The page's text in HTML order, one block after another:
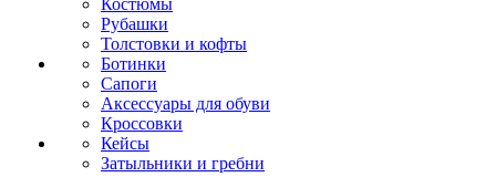
Костюмы
Рубашки
Толстовки и кофты
Ботинки
Сапоги
Аксессуары для обуви
Кроссовки
Кейсы
Затыльники и гребни